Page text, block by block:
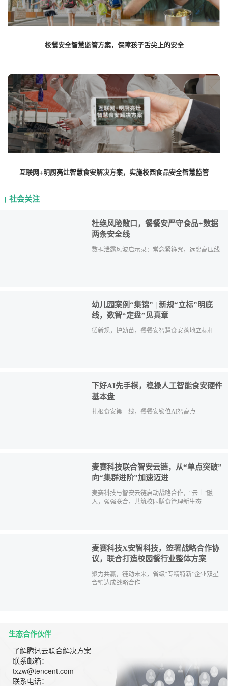
校餐安全智慧监管方案，保障孩子舌尖上的安全
互联网+明厨亮灶智慧食安解决方案，实施校园食品安全智慧监管
社会关注
杜绝风险敞口，餐餐安严守食品+数据
两条安全线
数据泄露风波启示录：常念紧箍咒，远离高压线
幼儿园案例“集锦” | 新规“立标”明底
线，数智“定盘”见真章
循新规，护幼苗，餐餐安智慧食安落地立标杆
下好AI先手棋，稳操人工智能食安硬件
基本盘
扎根食安第一线，餐餐安锁位AI智高点
麦赛科技联合智安云链，从“单点突破”
向“集群进阶”加速迈进
麦赛科技与智安云链启动战略合作，“云上”融
入，强强联合，共筑校园膳食管理新生态
麦赛科技X安智科技，签署战略合作协
议，联合打造校园餐行业整体方案
聚力共赢，链动未来，省级“专精特新”企业双星
合璧达成战略合作
生态合作伙伴
了解腾讯云联合解决方案
联系邮箱：
txzw@tencent.com
联系电话：